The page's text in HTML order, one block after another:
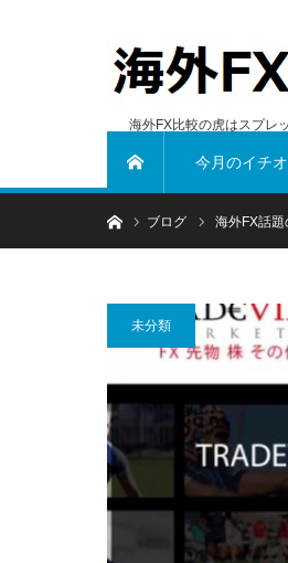
海外FX比較の虎はスプレ
今月のイチ
ホームブログ 海外FX話題
未分類